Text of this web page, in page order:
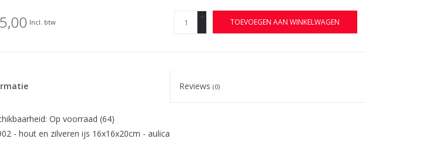
Incl. btw
+
-
TOEVOEGEN AAN WINKELWAGEN
Reviews(0)
Op voorraad (64)
- hout en zilveren ijs 16x16x20cm - aulica